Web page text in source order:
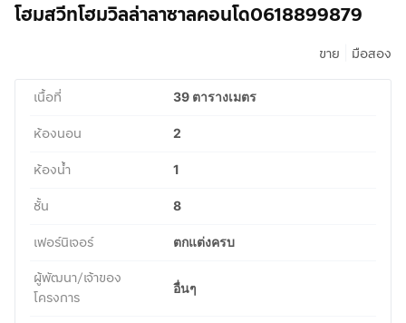
โฮมสวีทโฮมวิลล่าลาซาลคอนโด0618899879
ขาย มือสอง
เนื้อที่ 39 ตารางเมตร
ห้องนอน 2
ห้องน้ำ 1
ชั้น 8
เฟอร์นิเจอร์ ตกแต่งครบ
ผู้พัฒนา/เจ้าของ
โครงการ
อื่นๆ